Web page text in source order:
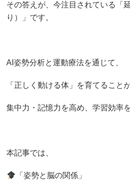
その答えが、今注目されている「
り）」です。
AI姿勢分析と運動療法を通じて、
「正しく動ける体」を育てることが
集中力・記憶力を高め、学習効率
本記事では、
「姿勢と脳の関係」